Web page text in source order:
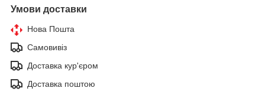
Умови доставки
Нова Пошта
Самовивіз
Доставка кур'єром
Доставка поштою